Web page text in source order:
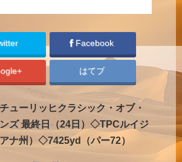
Facebook
はてブ
ーリッヒクラシック・オブ・
ズ 最終日（24日）◇TPCルイジ
ナ州）◇7425yd（パー72）